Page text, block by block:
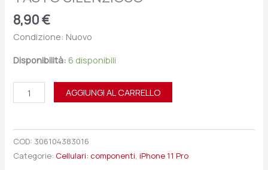
8,90€
Condizione: Nuovo
Disponibilità: 6 disponibili
AGGIUNGI AL CARRELLO
COD: 306104383016
Categorie: Cellulari: componenti,iPhone 11 Pro